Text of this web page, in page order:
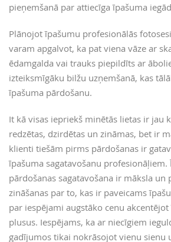
pieņemšanā par attiecīga īpašuma
Plānojot īpašumu profesionālās
varam apgalvot, ka pat viena vāze ar
ēdamgalda vai trauks piepildīts ar
izteiksmīgāku bilžu uzņemšanā, kas
īpašuma pārdošanu.
It kā visas iepriekš minētās lietas ir jau
redzētas, dzirdētas un zināmas, bet ir
klienti tiešām pirms pārdošanas ir
īpašuma sagatavošanu
pārdošanas sagatavošana ir māksla un
zināšanas par to, kas ir paveicams
par iespējami augstāko cenu
plusus. Iespējams, ka ar niecīgiem
gadījumos tikai nokrāsojot vienu sienu